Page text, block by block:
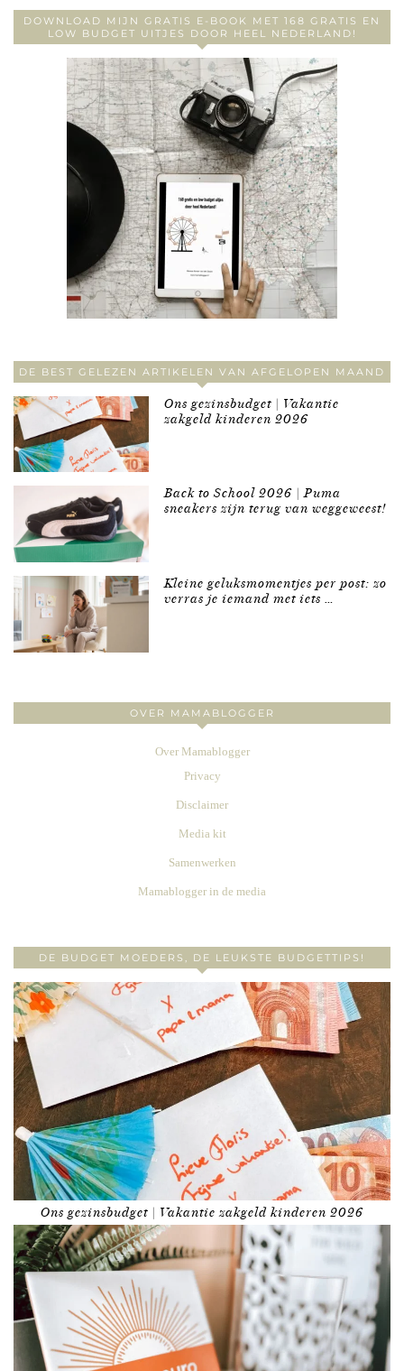
DOWNLOAD MIJN GRATIS E-BOOK MET 168 GRATIS EN
LOW BUDGET UITJES DOOR HEEL NEDERLAND!
DE BEST GELEZEN ARTIKELEN VAN AFGELOPEN MAAND
Ons gezinsbudget | Vakantie
zakgeld kinderen 2026
Back to School 2026 | Puma
sneakers zijn terug van weggeweest!
Kleine geluksmomentjes per post: zo
verras je iemand met iets …
OVER MAMABLOGGER
Over Mamablogger
Privacy
Disclaimer
Media kit
Samenwerken
Mamablogger in de media
DE BUDGET MOEDERS, DE LEUKSTE BUDGETTIPS!
Ons gezinsbudget | Vakantie zakgeld kinderen 2026